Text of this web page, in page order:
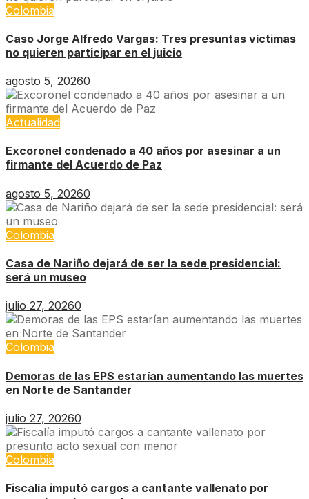
Colombia
Caso Jorge Alfredo Vargas: Tres presuntas víctimas
no quieren participar en el juicio
agosto 5, 20260
Actualidad
Excoronel condenado a 40 años por asesinar a un
firmante del Acuerdo de Paz
agosto 5, 20260
Colombia
Casa de Nariño dejará de ser la sede presidencial:
será un museo
julio 27, 20260
Colombia
Demoras de las EPS estarían aumentando las muertes
en Norte de Santander
julio 27, 20260
Colombia
Fiscalía imputó cargos a cantante vallenato por